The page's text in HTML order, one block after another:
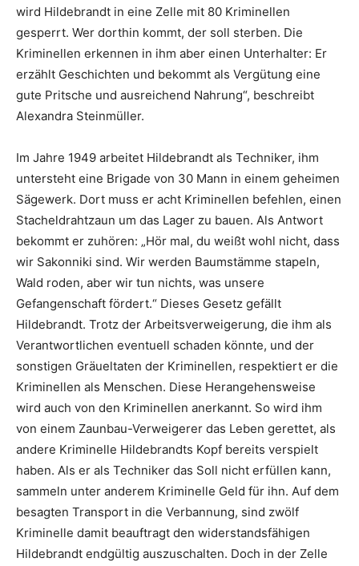
wird Hildebrandt in eine Zelle mit 80 Kriminellen
gesperrt. Wer dorthin kommt, der soll sterben. Die
Kriminellen erkennen in ihm aber einen Unterhalter: Er
erzählt Geschichten und bekommt als Vergütung eine
gute Pritsche und ausreichend Nahrung“, beschreibt
Alexandra Steinmüller.
Im Jahre 1949 arbeitet Hildebrandt als Techniker, ihm
untersteht eine Brigade von 30 Mann in einem geheimen
Sägewerk. Dort muss er acht Kriminellen befehlen, einen
Stacheldrahtzaun um das Lager zu bauen. Als Antwort
bekommt er zuhören: „Hör mal, du weißt wohl nicht, dass
wir Sakonniki sind. Wir werden Baumstämme stapeln,
Wald roden, aber wir tun nichts, was unsere
Gefangenschaft fördert.“ Dieses Gesetz gefällt
Hildebrandt. Trotz der Arbeitsverweigerung, die ihm als
Verantwortlichen eventuell schaden könnte, und der
sonstigen Gräueltaten der Kriminellen, respektiert er die
Kriminellen als Menschen. Diese Herangehensweise
wird auch von den Kriminellen anerkannt. So wird ihm
von einem Zaunbau-Verweigerer das Leben gerettet, als
andere Kriminelle Hildebrandts Kopf bereits verspielt
haben. Als er als Techniker das Soll nicht erfüllen kann,
sammeln unter anderem Kriminelle Geld für ihn. Auf dem
besagten Transport in die Verbannung, sind zwölf
Kriminelle damit beauftragt den widerstandsfähigen
Hildebrandt endgültig auszuschalten. Doch in der Zelle